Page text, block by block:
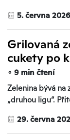
5. června 2026
Grilovaná
cukety po
∘ 9 min čtení
Zelenina bývá na
„druhou ligu“.
29. června